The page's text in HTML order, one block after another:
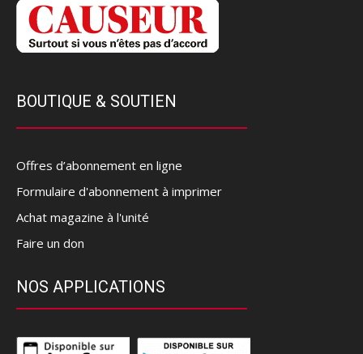
BOUTIQUE & SOUTIEN
Offres d’abonnement en ligne
Formulaire d'abonnement à imprimer
Achat magazine à l'unité
Faire un don
NOS APPLICATIONS